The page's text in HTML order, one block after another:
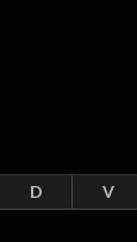
D V